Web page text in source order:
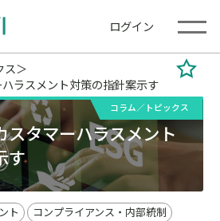
ログイン
ス
ラスメント対策の指針案示す
コラム／トピックス
タマーハラスメント
す
ト
コンプライアンス・内部統制